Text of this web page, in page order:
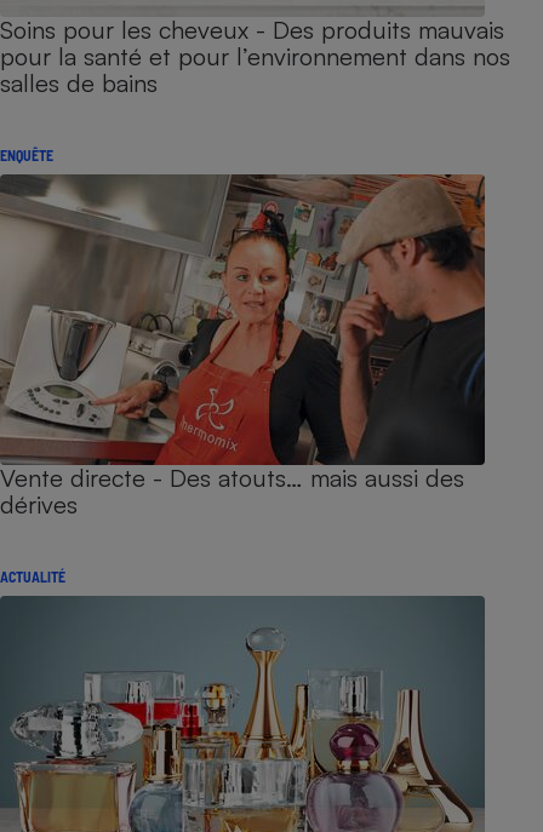
Soins pour les cheveux - Des produits mauvais
pour la santé et pour l’environnement dans nos
salles de bains
ENQUÊTE
Vente directe - Des atouts… mais aussi des
dérives
ACTUALITÉ